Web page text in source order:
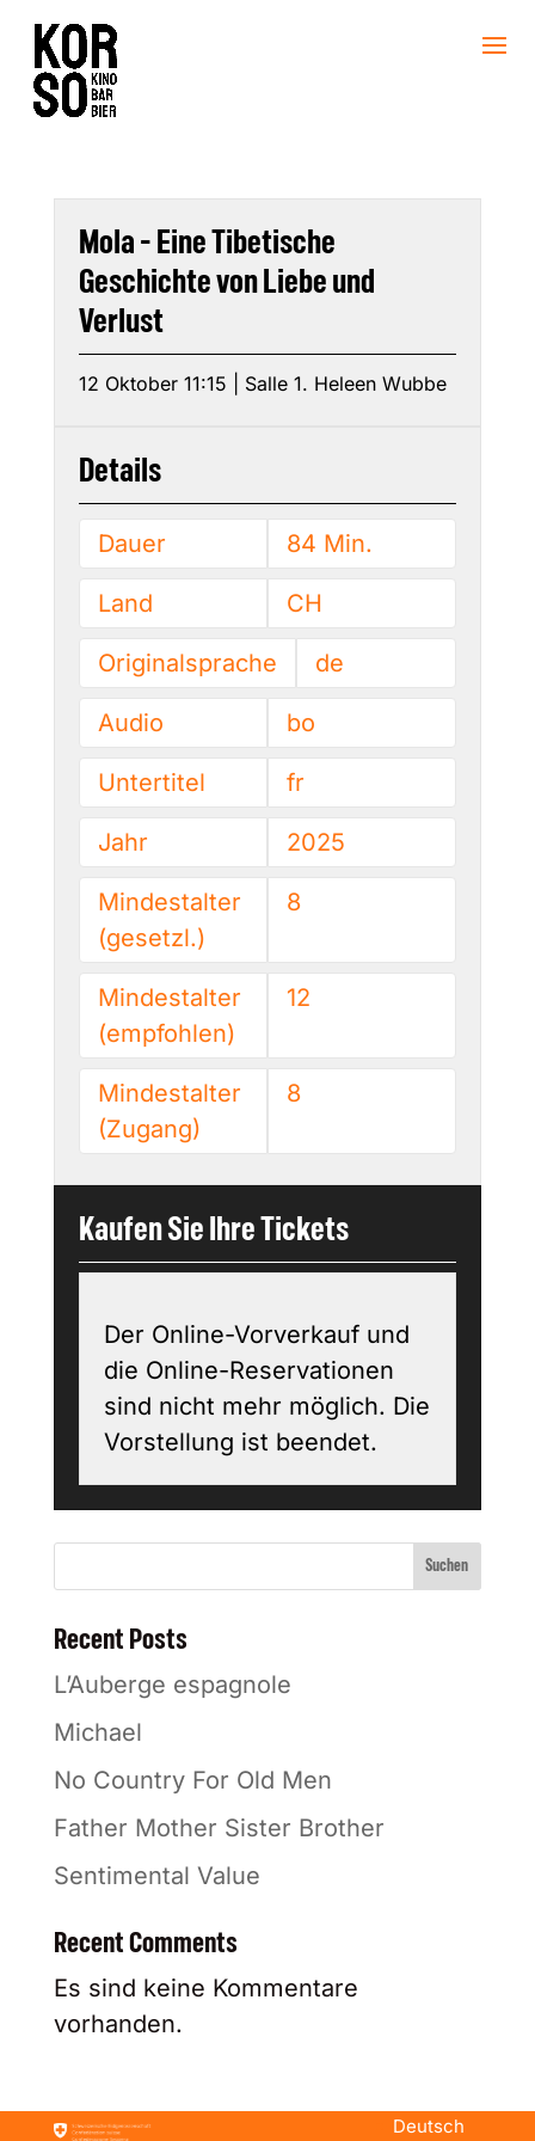
Mola - Eine Tibetische
Geschichte von Liebe und
Verlust
12 Oktober 11:15 | Salle 1. Heleen Wubbe
Details
Dauer 84 Min.
Land CH
Originalsprache de
Audio bo
Untertitel fr
Jahr 2025
Mindestalter
(gesetzl.)
8
Mindestalter
(empfohlen)
12
Mindestalter
(Zugang)
8
Kaufen Sie Ihre Tickets
Der Online-Vorverkauf und
die Online-Reservationen
sind nicht mehr möglich. Die
Vorstellung ist beendet.
Suchen
Recent Posts
L’Auberge espagnole
Michael
No Country For Old Men
Father Mother Sister Brother
Sentimental Value
Recent Comments
Es sind keine Kommentare
vorhanden.
Deutsch